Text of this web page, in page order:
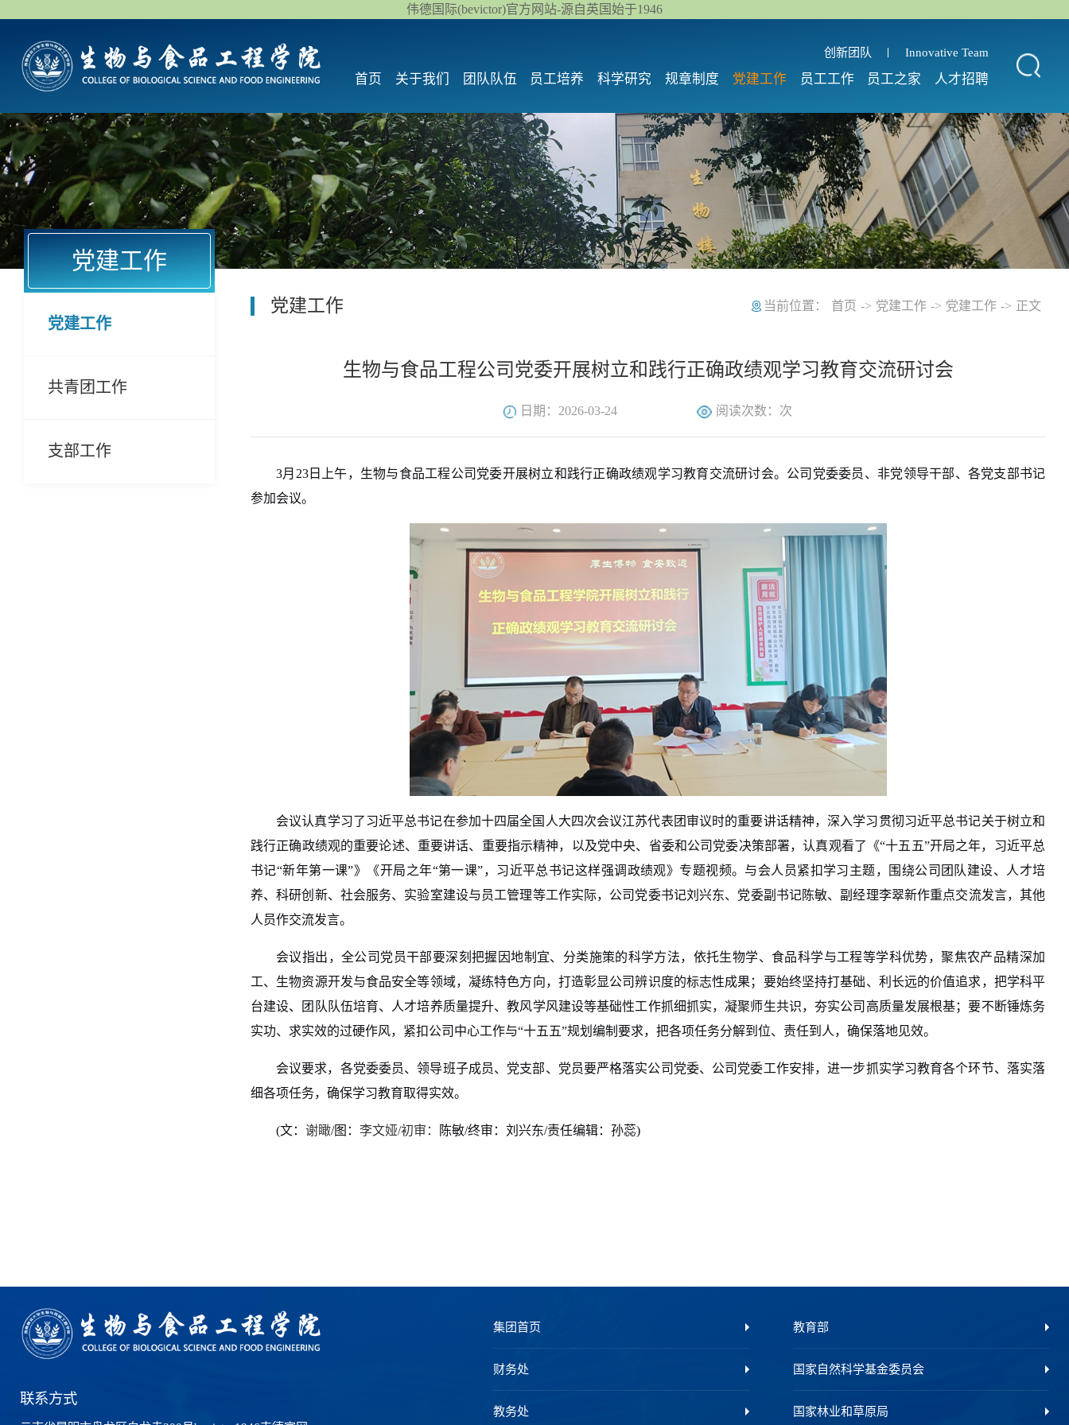
伟德国际(bevictor)官方网站-源自英国始于1946
创新团队 Innovative Team
首页 关于我们 团队队伍 员工培养 科学研究 规章制度 党建工作 员工工作 员工之家 人才招聘
党建工作
党建工作
共青团工作
支部工作
党建工作 当前位置： 首页 -> 党建工作 -> 党建工作 -> 正文
生物与食品工程公司党委开展树立和践行正确政绩观学习教育交流研讨会
日期：2026-03-24 阅读次数： 次
3月 23日上午，生物与食品工程公司党委开展树立和践行正确政绩观学习教育交流研讨会。公司党委委员 、非党领导干部、 各党支部书记
参加会议。
会议认真学习了习近平总书记在参加十四届全国人大四次会议江苏代表团审议时的重要讲话精神，深入学习贯彻习近平总书记关于树立和
践行正确政绩观的重要论述、重要讲话、重要指示精神，以及党中央、省委和公司党委决策部署，认真观看了《“十五五”开局之年，习近平总
书记“新年第一课”》《开局之年“第一课”，习近平总书记这样强调政绩观》专题视频。与会人员紧扣学习主题，围绕公司 团队建设、人才培
养、科研创新、社会服务、实验室建设与员工管理等工作实际，公司党委书记刘兴东、 党委副 书记陈敏、 副经理李翠新作重点交流发言，其他
人员作交流发言。
会议指出，全公司党员干部要深刻把握因地制宜、分类施策的科学方法，依托生物学、食品科学与工程等学科优势，聚焦农产品精深加
工、生物资源开发与食品安全等领域，凝练特色方向，打造彰显公司辨识度的标志性成果；要始终坚持打基础、利长远的价值追求，把学科平
台建设、团队队伍培育、人才培养质量提升、教风学风建设等基础性工作抓细抓实，凝聚师生共识，夯实公司高质量发展根基；要不断锤炼务
实功、求实效的过硬作风，紧扣公司中心工作与“十五五”规划编制要求，把各项任务分解到位、责任到人，确保落地见效。
会议要求，各党委委员、领导班子成员、 党支部、 党员要严格落实公司党委、 公司党委工作安排，进一步抓实学习教育各个环节、 落实落
细各项任务，确保学习教育取得实效。
(文： 谢瞰/图： 李文娅/初审： 陈敏/终审：刘兴东/责任编辑：孙蕊)
联系方式
集团首页 教育部
财务处 国家自然科学基金委员会
教务处 国家林业和草原局